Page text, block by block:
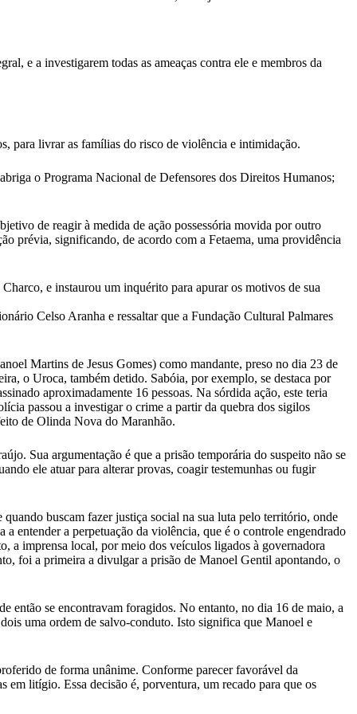
e a investigarem todas as ameaças contra ele e membros da
para livrar as famílias do risco de violência e intimidação.
o Programa Nacional de Defensores dos Direitos Humanos;
de reagir à medida de ação possessória movida por outro
prévia, significando, de acordo com a Fetaema, uma providência
e instaurou um inquérito para apurar os motivos de sua
Celso Aranha e ressaltar que a Fundação Cultural Palmares
Martins de Jesus Gomes) como mandante, preso no dia 23 de
o Uroca, também detido. Sabóia, por exemplo, se destaca por
aproximadamente 16 pessoas. Na sórdida ação, este teria
passou a investigar o crime a partir da quebra dos sigilos
de Olinda Nova do Maranhão.
Sua argumentação é que a prisão temporária do suspeito não se
ele atuar para alterar provas, coagir testemunhas ou fugir
buscam fazer justiça social na sua luta pelo território, onde
entender a perpetuação da violência, que é o controle engendrado
a imprensa local, por meio dos veículos ligados à governadora
foi a primeira a divulgar a prisão de Manoel Gentil apontando, o
então se encontravam foragidos. No entanto, no dia 16 de maio, a
uma ordem de salvo-conduto. Isto significa que Manoel e
de forma unânime. Conforme parecer favorável da
em litígio. Essa decisão é, porventura, um recado para que os